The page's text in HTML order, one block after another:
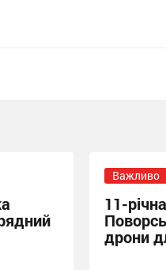
Важливо
11-
дрони